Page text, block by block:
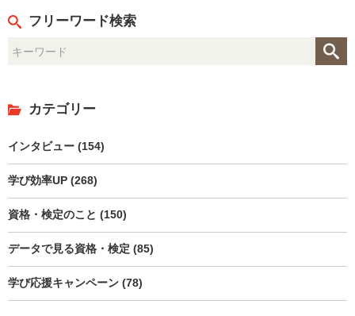
フリーワード検索
カテゴリー
インタビュー (154)
学び効率UP (268)
資格・検定のこと (150)
データで見る資格・検定 (85)
学び応援キャンペーン (78)